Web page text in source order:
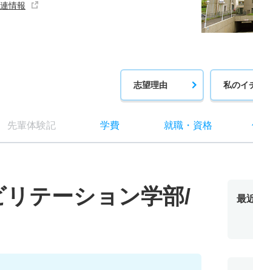
情報
志望理由 私のイ
先輩体験記 学費 就職・ 資格
テーション学部/
最